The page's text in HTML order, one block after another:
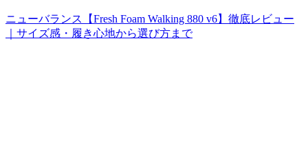
ニューバランス【Fresh Foam Walking 880 v6】徹底レビュー
｜サイズ感・履き心地から選び方まで